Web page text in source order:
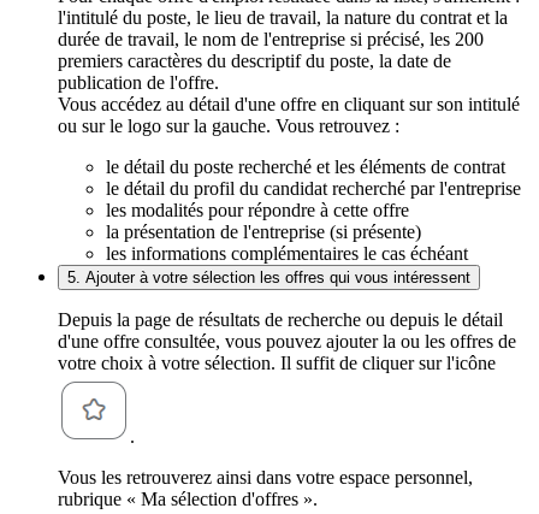
l'intitulé du poste, le lieu de travail, la nature du contrat et la
durée de travail, le nom de l'entreprise si précisé, les 200
premiers caractères du descriptif du poste, la date de
publication de l'offre.
Vous accédez au détail d'une offre en cliquant sur son intitulé
ou sur le logo sur la gauche. Vous retrouvez :
le détail du poste recherché et les éléments de contrat
le détail du profil du candidat recherché par l'entreprise
les modalités pour répondre à cette offre
la présentation de l'entreprise (si présente)
les informations complémentaires le cas échéant
5. Ajouter à votre sélection les offres qui vous intéressent
Depuis la page de résultats de recherche ou depuis le détail
d'une offre consultée, vous pouvez ajouter la ou les offres de
votre choix à votre sélection. Il suffit de cliquer sur l'icône
.
Vous les retrouverez ainsi dans votre espace personnel,
rubrique « Ma sélection d'offres ».